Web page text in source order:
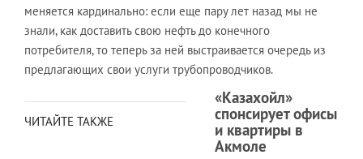
меняется кардинально: если еще пару лет назад мы не
знали, как доставить свою нефть до конечного
потребителя, то теперь за ней выстраивается очередь из
предлагающих свои услуги трубопроводчиков.
ЧИТАЙТЕ ТАКЖЕ
«Казахойл»
спонсирует офисы
и квартиры в
Акмоле